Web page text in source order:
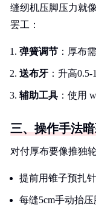
缝纫机压脚压力就
罢工：
弹簧调节 ：厚布
送布牙 ：升高
辅助工具 ：使用
三、操作手法
对付厚布要像推独
提前用锥子预扎
每缝5cm手动抬